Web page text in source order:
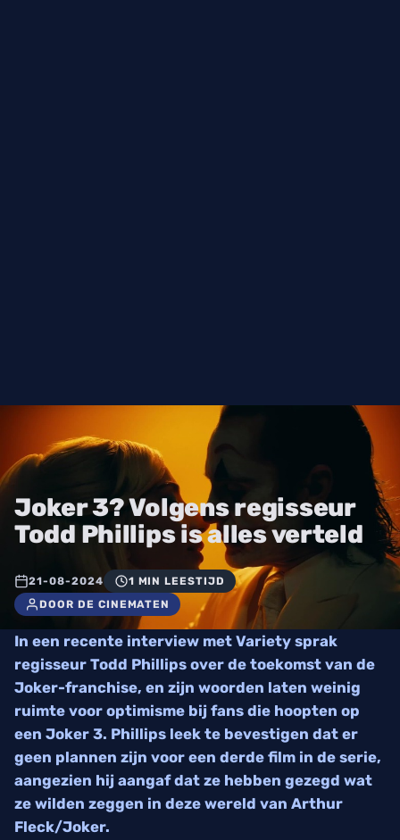
Joker 3? Volgens regisseur
Todd Phillips is alles verteld
21-08-2024
1 MIN LEESTIJD
DOOR DE CINEMATEN
In een recente interview met Variety sprak
regisseur Todd Phillips over de toekomst van de
Joker-franchise, en zijn woorden laten weinig
ruimte voor optimisme bij fans die hoopten op
een Joker 3. Phillips leek te bevestigen dat er
geen plannen zijn voor een derde film in de serie,
aangezien hij aangaf dat ze hebben gezegd wat
ze wilden zeggen in deze wereld van Arthur
Fleck/Joker.